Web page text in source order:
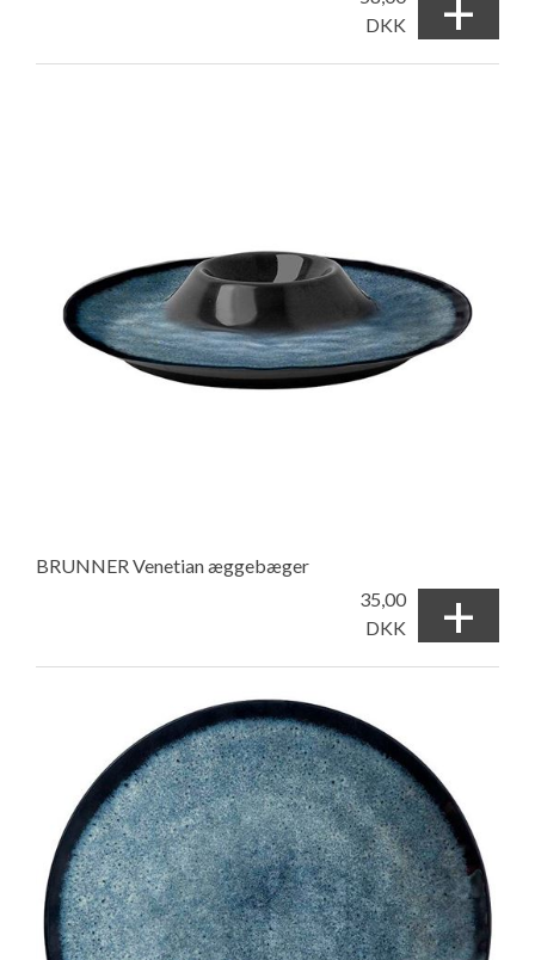
DKK
BRUNNER Venetian æggebæger
35,00
DKK
+